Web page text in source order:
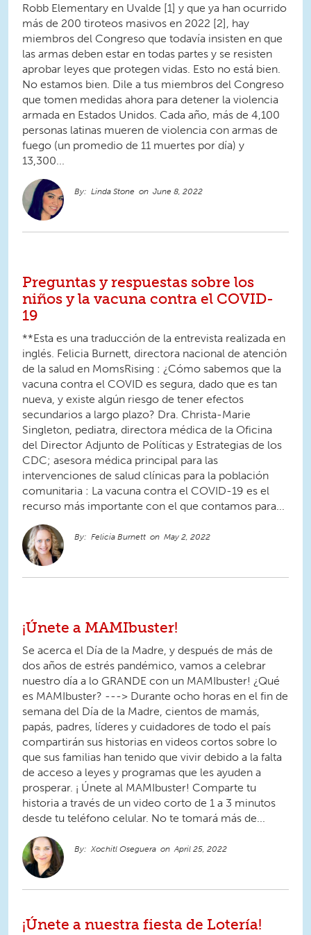
Robb Elementary en Uvalde [1] y que ya han ocurrido
más de 200 tiroteos masivos en 2022 [2], hay
miembros del Congreso que todavía insisten en que
las armas deben estar en todas partes y se resisten
aprobar leyes que protegen vidas. Esto no está bien.
No estamos bien. Dile a tus miembros del Congreso
que tomen medidas ahora para detener la violencia
armada en Estados Unidos. Cada año, más de 4,100
personas latinas mueren de violencia con armas de
fuego (un promedio de 11 muertes por día) y
13,300...
Linda Stone June 8, 2022
Preguntas y respuestas sobre los
niños y la vacuna contra el COVID-
19
**Esta es una traducción de la entrevista realizada en
inglés. Felicia Burnett, directora nacional de atención
de la salud en MomsRising : ¿Cómo sabemos que la
vacuna contra el COVID es segura, dado que es tan
nueva, y existe algún riesgo de tener efectos
secundarios a largo plazo? Dra. Christa-Marie
Singleton, pediatra, directora médica de la Oficina
del Director Adjunto de Políticas y Estrategias de los
CDC; asesora médica principal para las
intervenciones de salud clínicas para la población
comunitaria : La vacuna contra el COVID-19 es el
recurso más importante con el que contamos para...
Felicia Burnett May 2, 2022
¡Únete a MAMIbuster!
Se acerca el Día de la Madre, y después de más de
dos años de estrés pandémico, vamos a celebrar
nuestro día a lo GRANDE con un MAMIbuster! ¿Qué
es MAMIbuster? ---> Durante ocho horas en el fin de
semana del Día de la Madre, cientos de mamás,
papás, padres, líderes y cuidadores de todo el país
compartirán sus historias en videos cortos sobre lo
que sus familias han tenido que vivir debido a la falta
de acceso a leyes y programas que les ayuden a
prosperar. ¡ Únete al MAMIbuster! Comparte tu
historia a través de un video corto de 1 a 3 minutos
desde tu teléfono celular. No te tomará más de...
Xochitl Oseguera April 25, 2022
¡Únete a nuestra fiesta de Lotería!